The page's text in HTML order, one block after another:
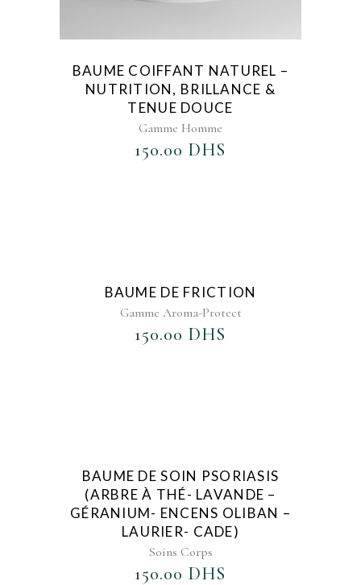
BAUME COIFFANT NATUREL –
NUTRITION, BRILLANCE &
TENUE DOUCE
Gamme Homme
150.00 DHS
BAUME DE FRICTION
Gamme Aroma-Protect
150.00 DHS
BAUME DE SOIN PSORIASIS
(ARBRE À THÉ- LAVANDE –
GÉRANIUM- ENCENS OLIBAN –
LAURIER- CADE)
Soins Corps
150.00 DHS